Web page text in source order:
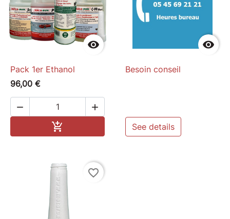

Pack 1er Ethanol
96,00 €
 


Besoin conseil
See details
favorite_border